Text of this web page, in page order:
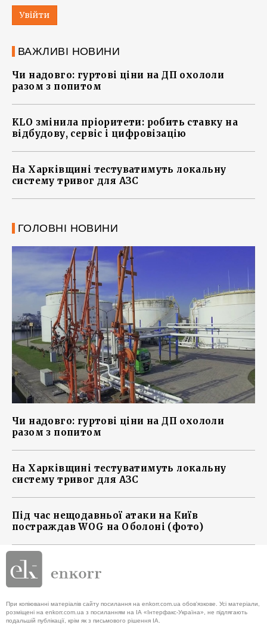
Увійти
ВАЖЛИВІ НОВИНИ
Чи надовго: гуртові ціни на ДП охололи
разом з попитом
KLO змінила пріоритети: робить ставку на
відбудову, сервіс і цифровізацію
На Харківщині тестуватимуть локальну
систему тривог для АЗС
ГОЛОВНІ НОВИНИ
Чи надовго: гуртові ціни на ДП охололи
разом з попитом
На Харківщині тестуватимуть локальну
систему тривог для АЗС
Під час нещодавньої атаки на Київ
постраждав WOG на Оболоні (фото)
При копіюванні матеріалів сайту посилання на enkorr.com.ua обов'язкове. Усі матеріали,
розміщені на enkorr.com.ua з посиланням на ІА «Інтерфакс-Україна», не підлягають
подальшій публікації, крім як з письмового рішення ІА.